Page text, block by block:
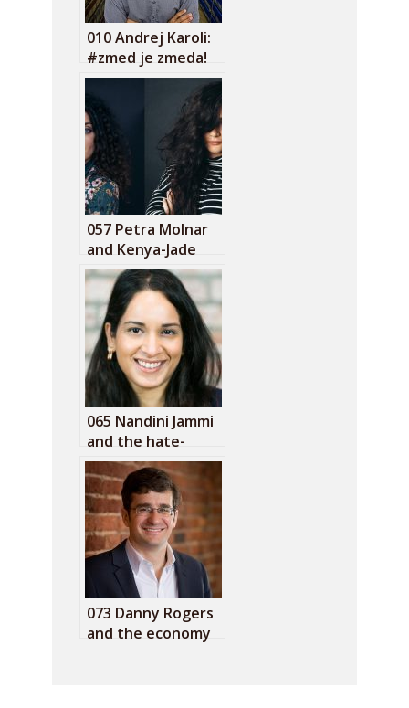
010 Andrej Karoli:
#zmed je zmeda!
057 Petra Molnar
and Kenya-Jade
Pinto: The refugee
surveillance lab
065 Nandini Jammi
and the hate-
funding
advertising
073 Danny Rogers
and the economy